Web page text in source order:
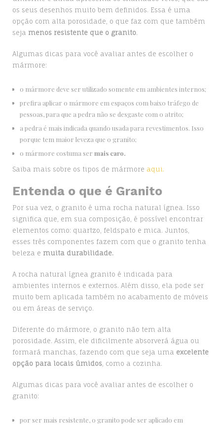
os seus desenhos muito bem definidos. Essa é uma
opção com alta porosidade, o que faz com que também
seja menos resistente que o granito.
Algumas dicas para você avaliar antes de escolher o
mármore:
o mármore deve ser utilizado somente em ambientes internos;
prefira aplicar o mármore em espaços com baixo tráfego de
pessoas, para que a pedra não se desgaste com o atrito;
a pedra é mais indicada quando usada para revestimentos. Isso
porque tem maior leveza que o granito;
o mármore costuma ser mais caro.
Saiba mais sobre os tipos de mármore aqui.
Entenda o que é Granito
Por sua vez, o granito é uma rocha natural ígnea. Isso
significa que, em sua composição, é possível encontrar
elementos como: quartzo, feldspato e mica. Juntos,
esses três componentes fazem com que o granito tenha
beleza e muita durabilidade.
A rocha natural ígnea granito é indicada para
ambientes internos e externos. Além disso, ela pode ser
muito bem aplicada também no acabamento de móveis
ou em áreas de serviço.
Diferente do mármore, o granito não tem alta
porosidade. Assim, ele dificilmente absorverá água ou
formará manchas, fazendo com que seja uma excelente
opção para locais úmidos , como a cozinha.
Algumas dicas para você avaliar antes de escolher o
granito:
por ser mais resistente, o granito pode ser aplicado em